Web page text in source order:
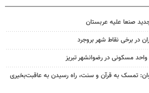
صنعا علیه عربستان
در برخی نقاط شهر بروجرد
مسکونی در رضوانشهر تبریز
تمسک به قرآن و سنت، راه رسیدن به عاقبت‌بخیری